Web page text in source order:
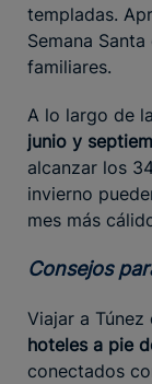
templadas.
Semana
familiares.
A lo largo de la
junio y
alcanzar los
invierno
mes más
Consejos
Viajar a Túnez
hoteles a pie
conectados